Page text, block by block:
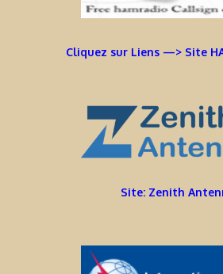
Cliquez sur Liens —> Site
Site: Zenith